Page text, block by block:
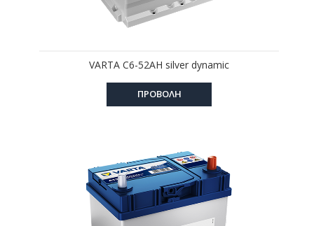
VARTA C6-52AH silver dynamic
ΠΡΟΒΟΛΗ